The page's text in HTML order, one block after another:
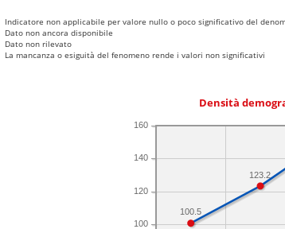
Indicatore non applicabile per valore nullo o poco significativo del
Dato non ancora disponibile
Dato non rilevato
La mancanza o esiguità del fenomeno rende i valori non significativi
Densità
100
120
140
160
123.2
100.5